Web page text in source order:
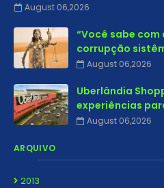
August 06,2026
“Você sabe com
corrupção
August 06,2026
Uberlândia
experiências
August 06,2026
ARQUIVO
2013